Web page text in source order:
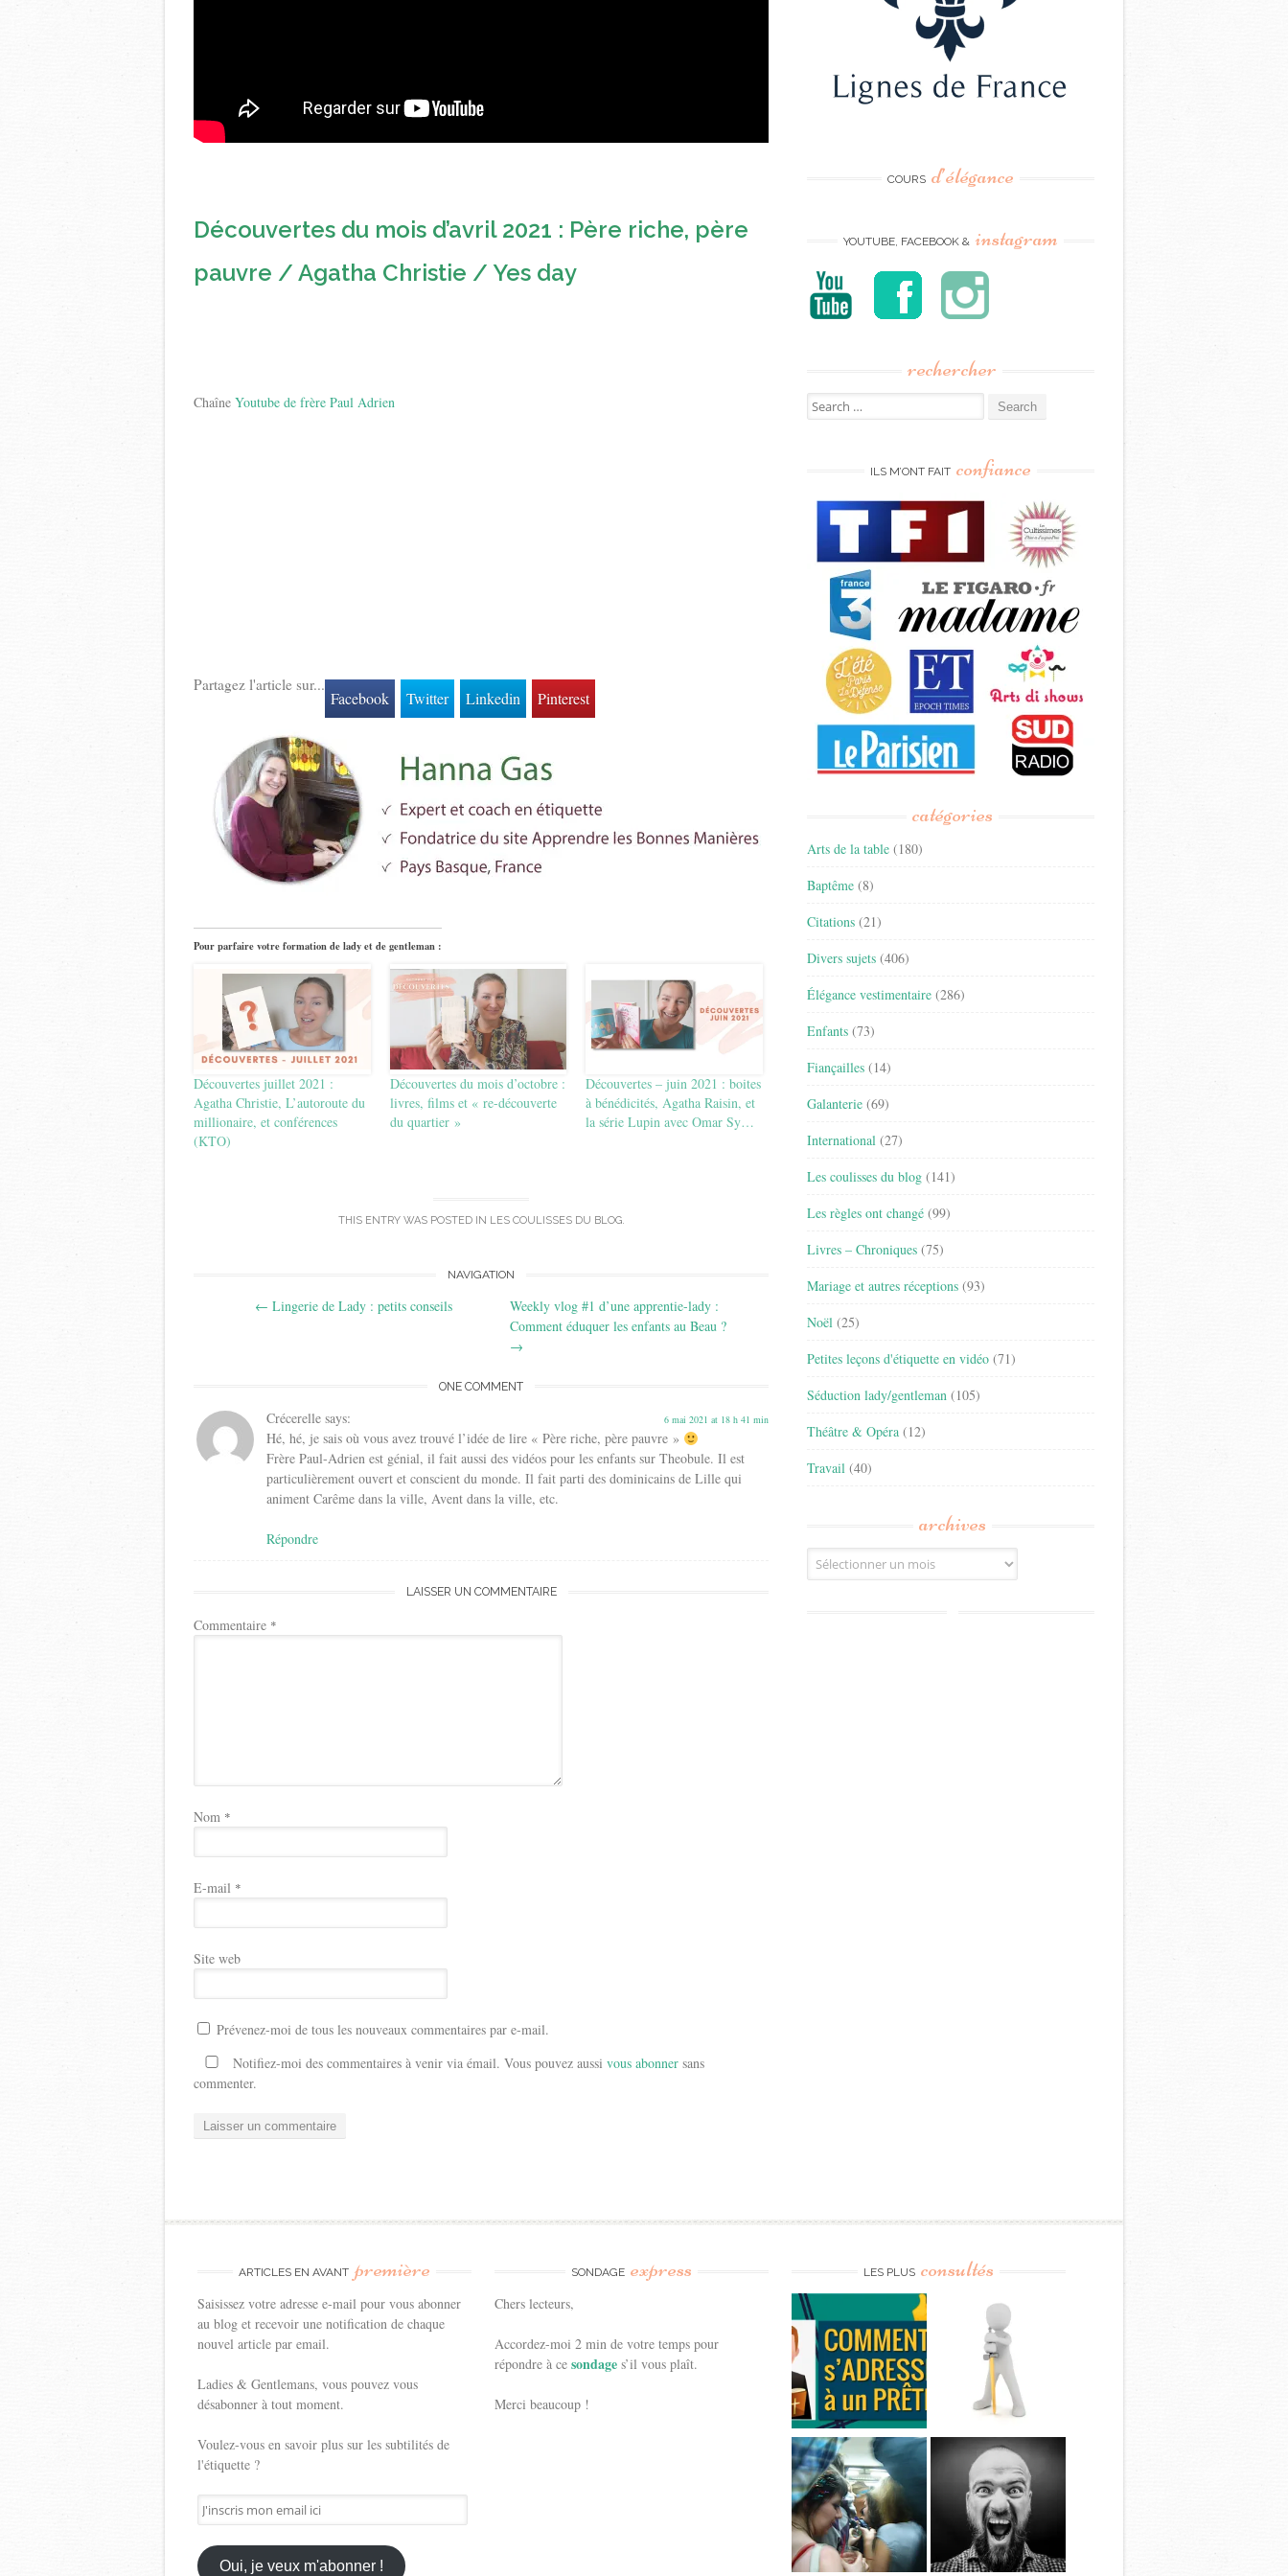
Découvertes du mois d’avril 2021 : Père riche, père
pauvre / Agatha Christie / Yes day
Chaîne Youtube de frère Paul Adrien
Partagez l'article sur...
Facebook Twitter Linkedin Pinterest
Pour parfaire votre formation de lady et de gentleman :
Découvertes juillet 2021 :
Agatha Christie, L’autoroute du
millionaire, et conférences
(KTO)
Découvertes du mois d’octobre :
livres, films et « re-découverte
du quartier »
Découvertes – juin 2021 : boites
à bénédicités, Agatha Raisin, et
la série Lupin avec Omar Sy…
THIS ENTRY WAS POSTED IN LES COULISSES DU BLOG.
navigation
NAVIGATION
← Lingerie de Lady : petits conseils
Weekly vlog #1 d’une apprentie-lady :
Comment éduquer les enfants au Beau ?
→
ONE COMMENT
Crécerelle says: 6 mai 2021 at 18 h 41 min
Hé, hé, je sais où vous avez trouvé l’idée de lire « Père riche, père pauvre »
Frère Paul-Adrien est génial, il fait aussi des vidéos pour les enfants sur Theobule. Il est
particulièrement ouvert et conscient du monde. Il fait parti des dominicains de Lille qui
animent Carême dans la ville, Avent dans la ville, etc.
Répondre
LAISSER UN COMMENTAIRE
Commentaire *
Nom *
E-mail *
Site web
Prévenez-moi de tous les nouveaux commentaires par e-mail.
Notifiez-moi des commentaires à venir via émail. Vous pouvez aussi vous abonner sans
commenter.
COURS d’élégance
YOUTUBE, FACEBOOK & instagram
rechercher
Search
for:
ILS M’ONT FAIT confiance
catégories
Arts de la table (180)
Baptême (8)
Citations (21)
Divers sujets (406)
Élégance vestimentaire (286)
Enfants (73)
Fiançailles (14)
Galanterie (69)
International (27)
Les coulisses du blog (141)
Les règles ont changé (99)
Livres – Chroniques (75)
Mariage et autres réceptions (93)
Noël (25)
Petites leçons d'étiquette en vidéo (71)
Séduction lady/gentleman (105)
Théâtre & Opéra (12)
Travail (40)
archives
Archives
ARTICLES EN AVANT première
Saisissez votre adresse e-mail pour vous abonner
au blog et recevoir une notification de chaque
nouvel article par email.
Ladies & Gentlemans, vous pouvez vous
désabonner à tout moment.
Voulez-vous en savoir plus sur les subtilités de
l'étiquette ?
J'inscris
mon
email
ici
Oui, je veux m'abonner !
SONDAGE express
Chers lecteurs,
Accordez-moi 2 min de votre temps pour
répondre à cesondages’il vous plaît.
Merci beaucoup !
LES PLUS consultés